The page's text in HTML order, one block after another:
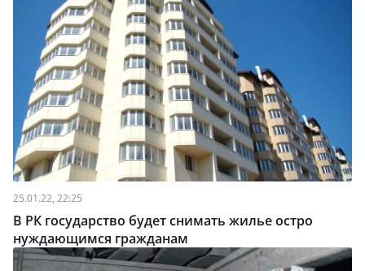
25.01.22, 22:25
В РК государство будет снимать жилье остро
нуждающимся гражданам